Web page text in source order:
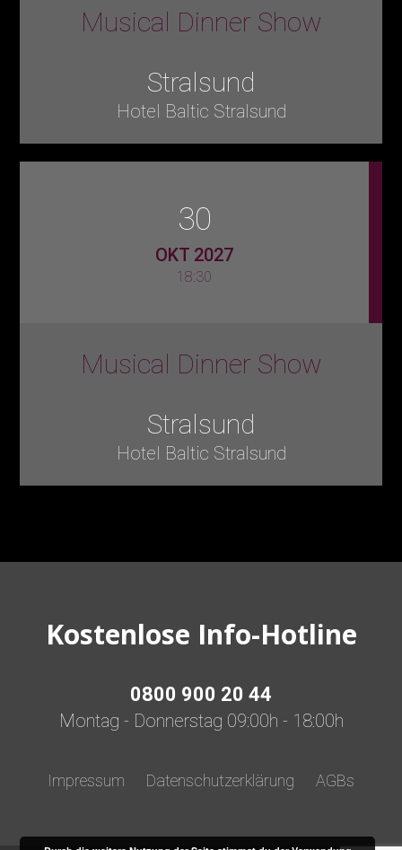
Musical Dinner Show
Stralsund
Hotel Baltic Stralsund
30
OKT 2027
18:30
Musical Dinner Show
Stralsund
Hotel Baltic Stralsund
Kostenlose Info-Hotline
0800 900 20 44
Montag - Donnerstag 09:00h - 18:00h
Impressum Datenschutzerklärung AGBs